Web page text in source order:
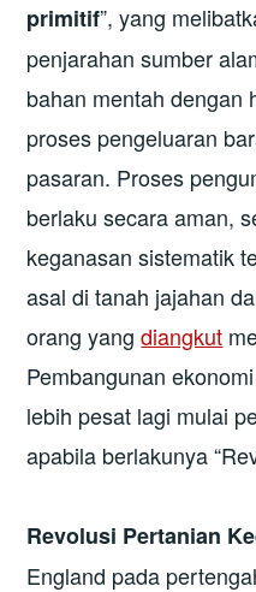
primitif”, yang
penjarahan sumber
bahan mentah dengan
proses pengeluaran
pasaran. Proses
berlaku secara aman,
keganasan sistematik
asal di tanah jajahan
orang yangdiangkut
Pembangunan
lebih pesat lagi mulai
apabila berlakunya
Revolusi Pertanian
England pada